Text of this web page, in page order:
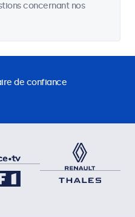
concernant nos
de confiance